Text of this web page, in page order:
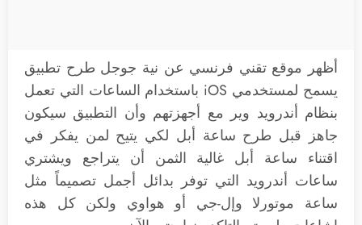
أظهر موقع تقني فرنسي عن نية جوجل طرح تطبيق
يسمح لمستخدمي iOS باستخدام الساعات التي تعمل
بنظام أندرويد وير مع أجهزتهم وأن التطبيق سيكون
جاهز قبل طرح ساعة أبل لكي يتيح لمن يفكر في
اقتناء ساعة أبل غالية الثمن أن يتراجع ويشتري
ساعات أندرويد التي توفر بدائل أجمل تصميماً مثل
ساعة موتورلا وإل-جي أو هواوي ولكن كل هذه